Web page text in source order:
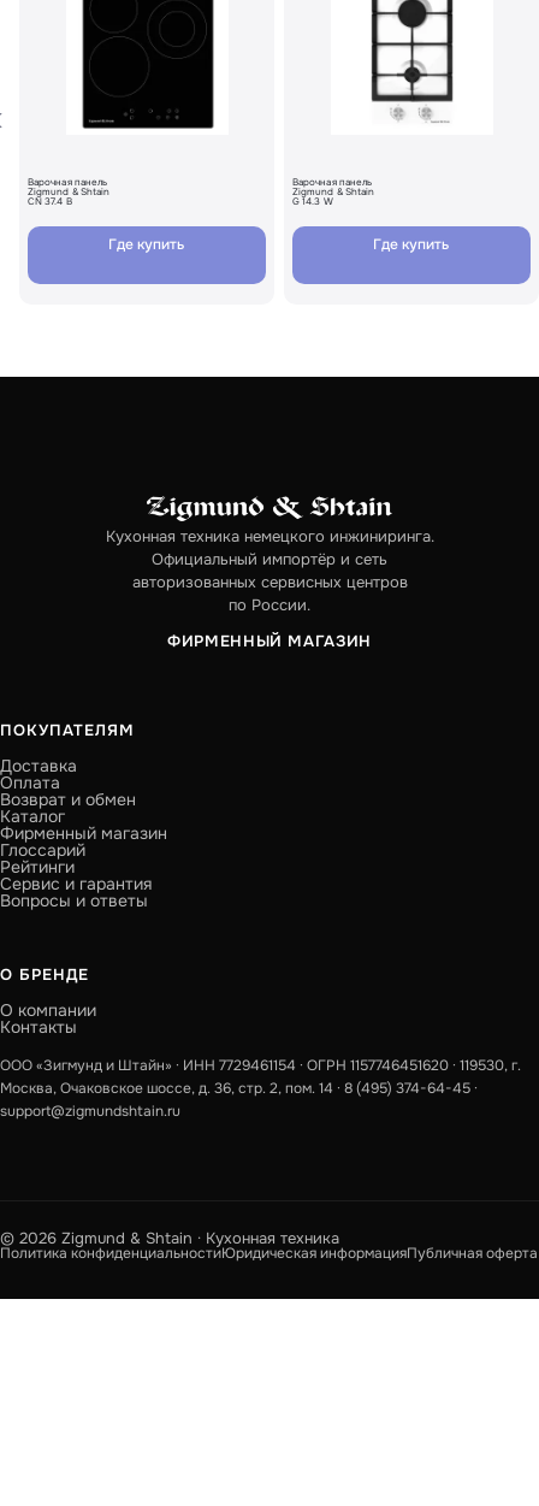
Варочная панель
Zigmund & Shtain
CN 37.4 B
Где купить
Варочная панель
Zigmund & Shtain
G 14.3 W
Где купить
Кухонная техника немецкого инжиниринга.
Официальный импортёр и сеть
авторизованных сервисных центров
по России.
ФИРМЕННЫЙ МАГАЗИН
ПОКУПАТЕЛЯМ
Доставка
Оплата
Возврат и обмен
Каталог
Фирменный магазин
Глоссарий
Рейтинги
Сервис и гарантия
Вопросы и ответы
О БРЕНДЕ
О компании
Контакты
ООО «Зигмунд и Штайн» · ИНН 7729461154 · ОГРН 1157746451620 · 119530, г.
Москва, Очаковское шоссе, д. 36, стр. 2, пом. 14 · 8 (495) 374-64-45 ·
support@zigmundshtain.ru
© 2026 Zigmund & Shtain · Кухонная техника
Политика конфиденциальностиЮридическая информацияПубличная оферта